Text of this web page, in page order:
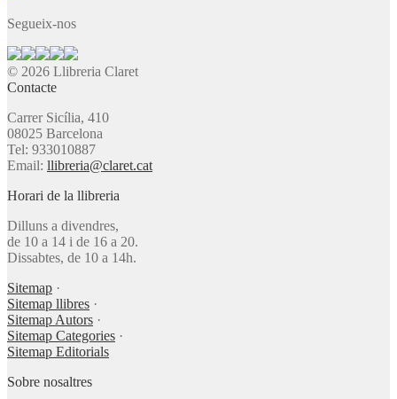
Segueix-nos
© 2026 Llibreria Claret
Contacte
Carrer Sicília, 410
08025 Barcelona
Tel: 933010887
Email: llibreria@claret.cat
Horari de la llibreria
Dilluns a divendres,
de 10 a 14 i de 16 a 20.
Dissabtes, de 10 a 14h.
Sitemap ·
Sitemap llibres ·
Sitemap Autors ·
Sitemap Categories ·
Sitemap Editorials
Sobre nosaltres